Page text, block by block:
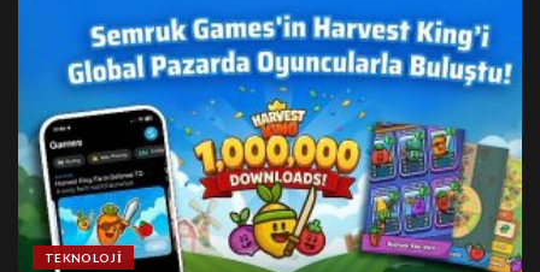
TEKNOLOJI